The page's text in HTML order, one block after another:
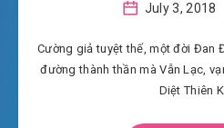
July 3, 2018
Cường giả tuyệt thế, một đời Đan
đường thành thần mà Vẫn Lạc,
Diệt Thiên